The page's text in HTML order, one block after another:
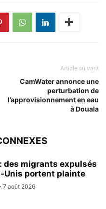
Article suivant
CamWater annonce une
perturbation de
l’approvisionnement en eau
à Douala
des migrants expulsés
Unis portent plainte
7 août 2026